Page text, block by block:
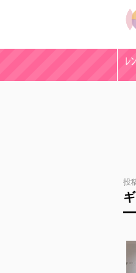
投